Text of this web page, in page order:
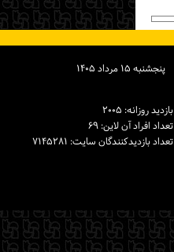
پنجشنبه ۱۵ مرداد ۱۴۰۵
بازدید روزانه: ۲۰۰۵
تعداد افراد آن لاین: ۶۹
تعداد بازدیدكنندگان سایت: ۷۱۴۵۲۸۱